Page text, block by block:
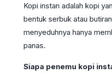
Kopi instan adalah kopi
bentuk serbuk atau
menyeduhnya hanya
panas.
Siapa penemu kopi